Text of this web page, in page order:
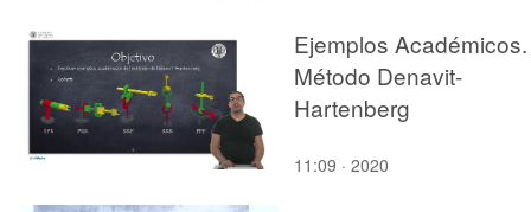
Ejemplos Académicos.
Método Denavit-
Hartenberg
11:09 · 2020